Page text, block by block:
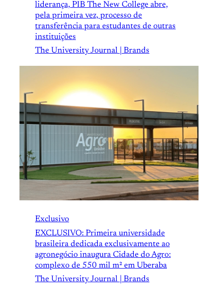
liderança, PIB The New College abre,
pela primeira vez, processo de
transferência para estudantes de outras
instituições
The University Journal | Brands
Exclusivo
EXCLUSIVO: Primeira universidade
brasileira dedicada exclusivamente ao
agronegócio inaugura Cidade do Agro:
complexo de 550 mil m² em Uberaba
The University Journal | Brands